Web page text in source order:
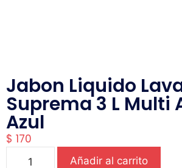
Jabon Liquido
Suprema 3 L Multi
Azul
$ 170
Añadir al carrito